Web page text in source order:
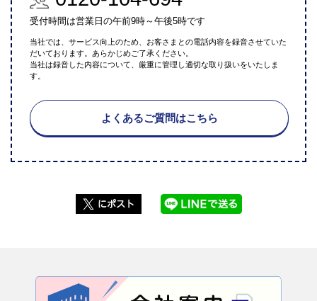
受付時間は営業日の午前9時～午後5時です
当社では、サービス向上のため、お客さまとの電話内容を録音させていた
だいております。あらかじめご了承ください。
当社は録音した内容について、厳重に管理し適切な取り扱いをいたしま
す。
よくあるご質問はこちら